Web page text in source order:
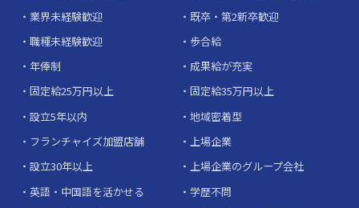
業界未経験歓迎
既卒・第2新卒歓迎
職種未経験歓迎
歩合給
年俸制
成果給が充実
固定給25万円以上
固定給35万円以上
設立5年以内
地域密着型
フランチャイズ加盟店舗
上場企業
設立30年以上
上場企業のグループ会社
英語・中国語を活かせる
学歴不問